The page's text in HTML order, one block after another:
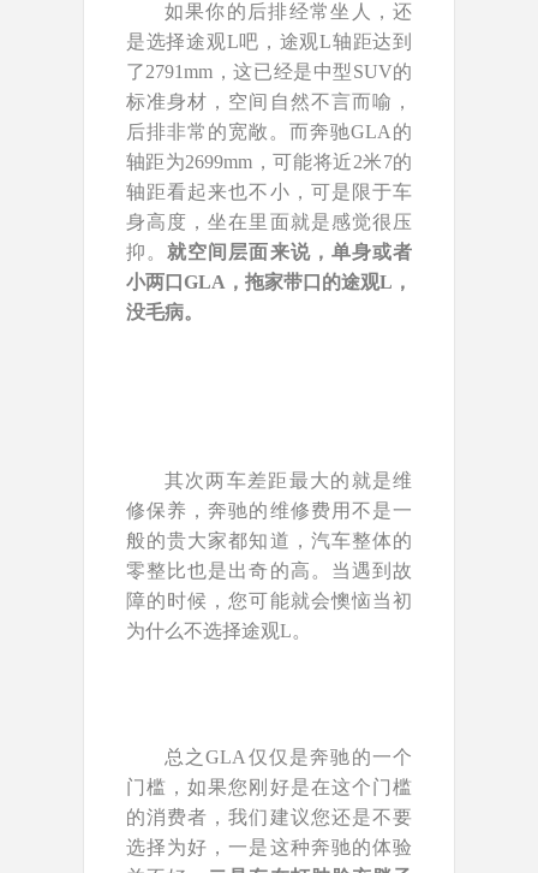
如果你的后排经常坐人，还
是选择途观L吧，途观L轴距达到
了2791mm，这已经是中型SUV的
标准身材，空间自然不言而喻，
后排非常的宽敞。而奔驰GLA的
轴距为2699mm，可能将近2米7的
轴距看起来也不小，可是限于车
身高度，坐在里面就是感觉很压
抑。 就空间层面来说，单身或者
小两口GLA，拖家带口的途观L，
没毛病。
其次两车差距最大的就是维
修保养，奔驰的维修费用不是一
般的贵大家都知道，汽车整体的
零整比也是出奇的高。当遇到故
障的时候，您可能就会懊恼当初
为什么不选择途观L。
总之GLA仅仅是奔驰的一个
门槛，如果您刚好是在这个门槛
的消费者，我们建议您还是不要
选择为好，一是这种奔驰的体验